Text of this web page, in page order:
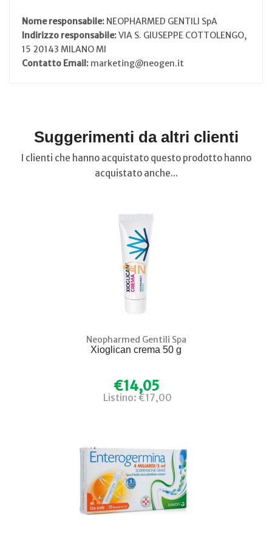
Nome responsabile: NEOPHARMED GENTILI SpA
Indirizzo responsabile:VIA S. GIUSEPPE COTTOLENGO,
15 20143 MILANO MI
Contatto Email: marketing@neogen.it
Suggerimenti da altri clienti
I clienti che hanno acquistato questo prodotto hanno
acquistato anche...
Neopharmed Gentili Spa
Xioglican crema 50 g
€14,05
Listino: €17,00